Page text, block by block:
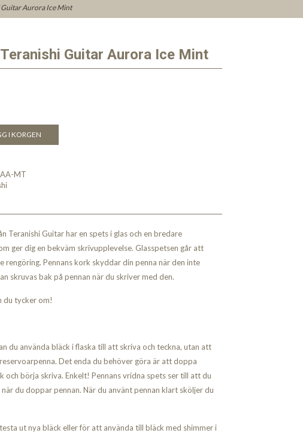
Guitar Aurora Ice Mint
Guitar Aurora Ice Mint
I KORGEN
MT
Teranishi Guitar har en spets i glas och en bredare
ger dig en bekväm skrivupplevelse. Glasspetsen går att
rengöring. Pennans kork skyddar din penna när den inte
skruvas bak på pennan när du skriver med den.
du tycker om!
du använda bläck i flaska till att skriva och teckna, utan att
Det enda du behöver göra är att doppa
och börja skriva. Enkelt! Pennans vridna spets ser till att du
du doppar pennan. När du använt pennan klart sköljer du
ut nya bläck eller för att använda till bläck med shimmer i